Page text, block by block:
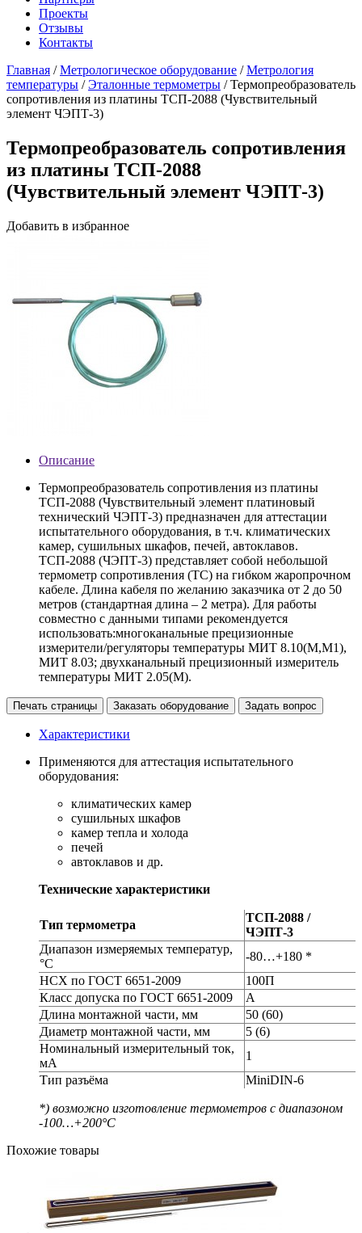
Проекты
Отзывы
Контакты
Главная / Метрологическое оборудование / Метрология
температуры / Эталонные термометры / Термопреобразователь
сопротивления из платины ТСП-2088 (Чувствительный
элемент ЧЭПТ-3)
Термопреобразователь сопротивления
из платины ТСП-2088
(Чувствительный элемент ЧЭПТ-3)
Добавить в избранное
Описание
Термопреобразователь сопротивления из платины
ТСП-2088 (Чувствительный элемент платиновый
технический ЧЭПТ-3) предназначен для аттестации
испытательного оборудования, в т.ч. климатических
камер, сушильных шкафов, печей, автоклавов.
ТСП-2088 (ЧЭПТ-3) представляет собой небольшой
термометр сопротивления (ТС) на гибком жаропрочном
кабеле. Длина кабеля по желанию заказчика от 2 до 50
метров (стандартная длина – 2 метра). Для работы
совместно с данными типами рекомендуется
использовать:многоканальные прецизионные
измерители/регуляторы температуры МИТ 8.10(М,М1),
МИТ 8.03; двухканальный прецизионный измеритель
температуры МИТ 2.05(М).
Печать страницы Заказать оборудование Задать вопрос
Характеристики
Применяются для аттестация испытательного
оборудования:
климатических камер
сушильных шкафов
камер тепла и холода
печей
автоклавов и др.
Технические характеристики
Тип термометра
ТСП-2088 /
ЧЭПТ-3
Диапазон измеряемых температур,
°С
-80…+180 *
НСХ по ГОСТ 6651-2009
100П
Класс допуска по ГОСТ 6651-2009
А
Длина монтажной части, мм
50 (60)
Диаметр монтажной части, мм
5 (6)
Номинальный измерительный ток,
мА
1
Тип разъёма
MiniDIN-6
*) возможно изготовление термометров с диапазоном
-100…+200°С
Похожие товары